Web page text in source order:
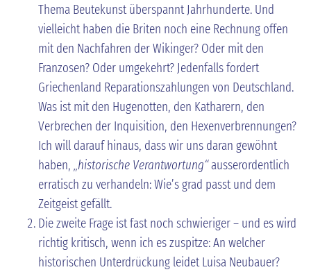
Thema Beutekunst überspannt Jahrhunderte. Und
vielleicht haben die Briten noch eine Rechnung offen
mit den Nachfahren der Wikinger? Oder mit den
Franzosen? Oder umgekehrt? Jedenfalls fordert
Griechenland Reparationszahlungen von Deutschland.
Was ist mit den Hugenotten, den Katharern, den
Verbrechen der Inquisition, den Hexenverbrennungen?
Ich will darauf hinaus, dass wir uns daran gewöhnt
haben, „historische Verantwortung“ausserordentlich
erratisch zu verhandeln: Wie’s grad passt und dem
Zeitgeist gefällt.
Die zweite Frage ist fast noch schwieriger – und es wird
richtig kritisch, wenn ich es zuspitze: An welcher
historischen Unterdrückung leidet Luisa Neubauer?